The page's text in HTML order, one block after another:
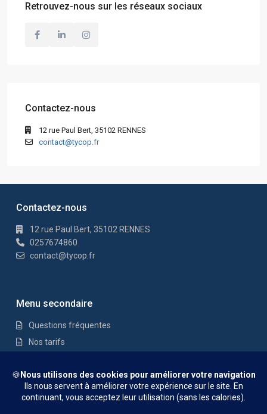
Retrouvez-nous sur les réseaux sociaux
Contactez-nous
12 rue Paul Bert, 35102 RENNES
contact@tycop.fr
Contactez-nous
12 rue Paul Bert, 35102 RENNES
0257674860
contact@tycop.fr
Menu secondaire
Questions fréquentes
Nos tarifs
Mentions Légales